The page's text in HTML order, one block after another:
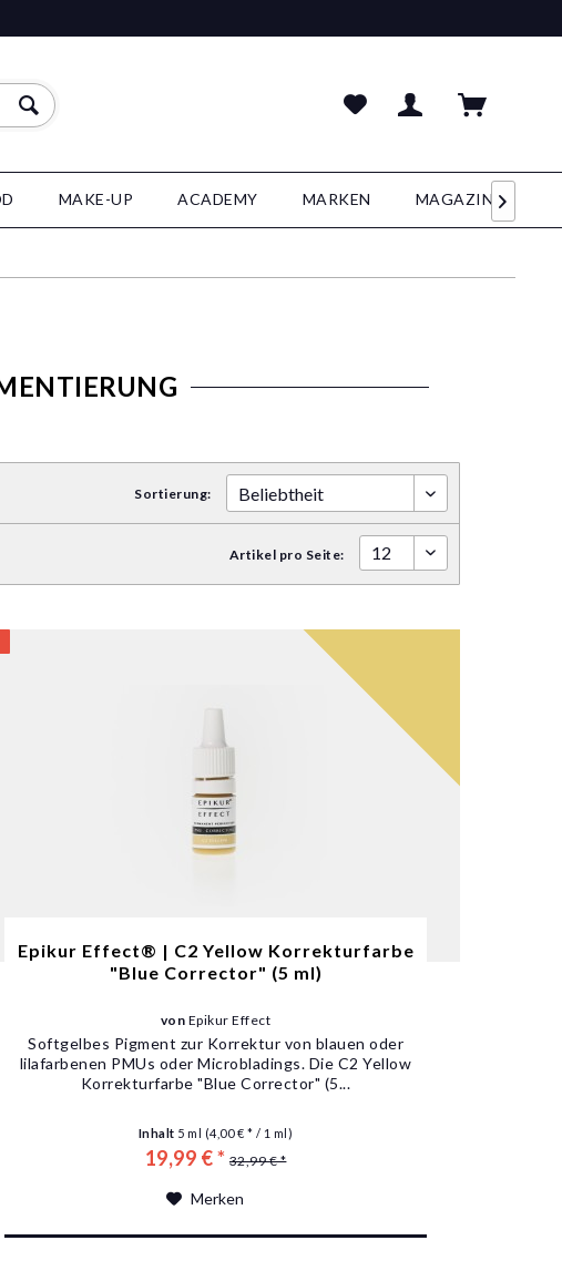
MAKE-UP ACADEMY MARKEN MAGAZIN 
Sortierung:
Artikel pro Seite:
Epikur Effect® | C2 Yellow Korrekturfarbe
"Blue Corrector" (5 ml)
von Epikur Effect
Softgelbes Pigment zur Korrektur von blauen oder
lilafarbenen PMUs oder Microbladings. Die C2 Yellow
Korrekturfarbe "Blue Corrector" (5...
Inhalt 5 ml (4,00 € * / 1 ml)
19,99 € * 32,99 € *
Merken